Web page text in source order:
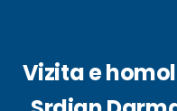
Vizita e